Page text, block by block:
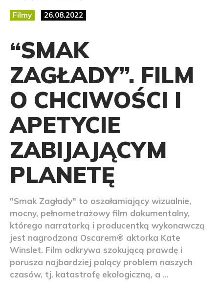
Filmy 26.08.2022
“SMAK
ZAGŁADY”. FILM
O CHCIWOŚCI I
APETYCIE
ZABIJAJĄCYM
PLANETĘ
"Smak Zagłady" to oszałamiający wizualnie,
mocny, pełnometrażowy film dokumentalny,
którego narratorką i producentką wykonawczą
jest nagrodzona Oscarem® aktorka Kate
Winslet. Film odkrywa szokującą prawdę i
porusza najbardziej palący problem naszych
czasów, tj. katastrofę ekologiczną, a ...